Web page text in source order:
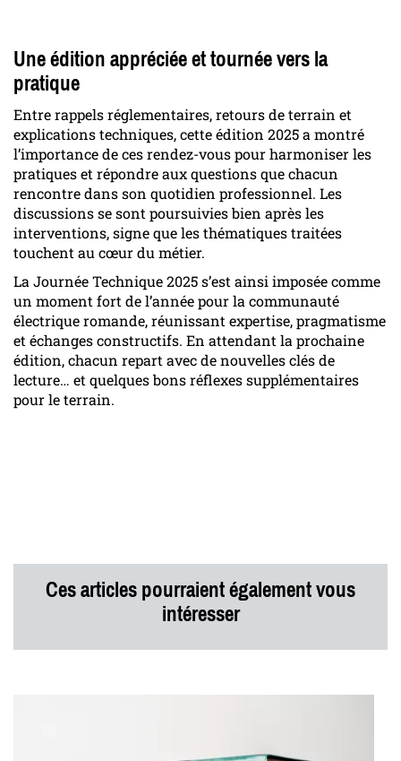
Une édition appréciée et tournée vers la
pratique
Entre rappels réglementaires, retours de terrain et
explications techniques, cette édition 2025 a montré
l’importance de ces rendez-vous pour harmoniser les
pratiques et répondre aux questions que chacun
rencontre dans son quotidien professionnel. Les
discussions se sont poursuivies bien après les
interventions, signe que les thématiques traitées
touchent au cœur du métier.
La Journée Technique 2025 s’est ainsi imposée comme
un moment fort de l’année pour la communauté
électrique romande, réunissant expertise, pragmatisme
et échanges constructifs. En attendant la prochaine
édition, chacun repart avec de nouvelles clés de
lecture… et quelques bons réflexes supplémentaires
pour le terrain.
Ces articles pourraient également vous
intéresser